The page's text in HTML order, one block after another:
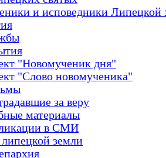
и исповедники Липецкой
"Новомученик дня"
"Слово новомученика"
за веру
материалы
в СМИ
земли